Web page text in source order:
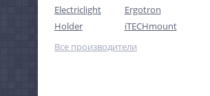
Electriclight
Ergotron
Holder
iTECHmount
Все производители